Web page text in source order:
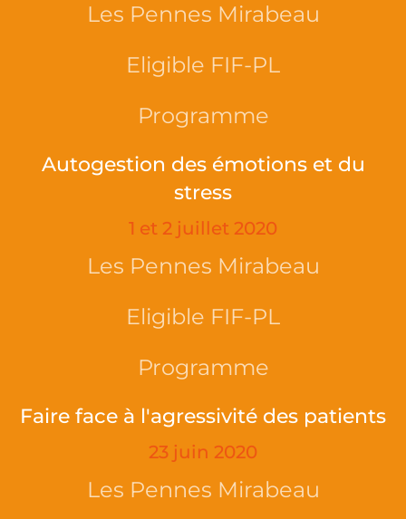
Les Pennes Mirabeau
Eligible FIF-PL
Programme
Autogestion des émotions et du
stress
1 et 2 juillet 2020
Les Pennes Mirabeau
Eligible FIF-PL
Programme
Faire face à l'agressivité des patients
23 juin 2020
Les Pennes Mirabeau